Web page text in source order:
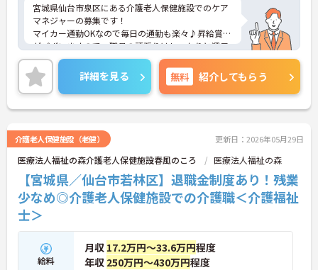
宮城県仙台市泉区にある介護老人保健施設でのケア
マネジャーの募集です！
マイカー通勤OKなので毎日の通勤も楽々♪昇給賞与
がございますので、職員の頑張りはしっかりと還元
しております。
休日は完全週休2日制、日勤のお仕事なのでプライ
ベートと両立がしやすく育児中の方にもおすすめの
求人です。
ご興味のある方には、面接対策ポイントなど、さら
さい！
詳細を見る 無料 紹介してもらう
介護老人保健施設（老健） 更新日：2026年05月29日
医療法人福祉の森介護老人保健施設春風のころ 医療法人福祉の森
【宮城県／仙台市若林区】退職金制度あり！残業
少なめ◎介護老人保健施設での介護職＜介護福祉
士＞
給料
月収 17.2万円～33.6万円程度
年収 250万円～430万円程度